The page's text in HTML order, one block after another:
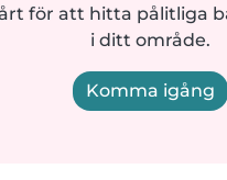
för att hitta pålitliga
i ditt område.
Komma igång